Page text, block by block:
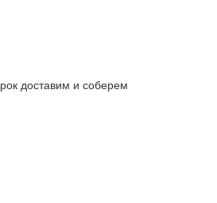
доставим и соберем